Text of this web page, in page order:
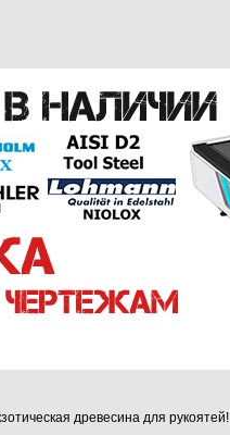
древесина для рукоятей!